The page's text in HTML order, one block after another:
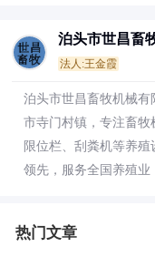
泊头市世昌畜
法人:王金霞
泊头市世昌畜牧机械有
市寺门村镇，专注畜牧
限位栏、刮粪机等养
领先，服务全国养殖业
热门文章